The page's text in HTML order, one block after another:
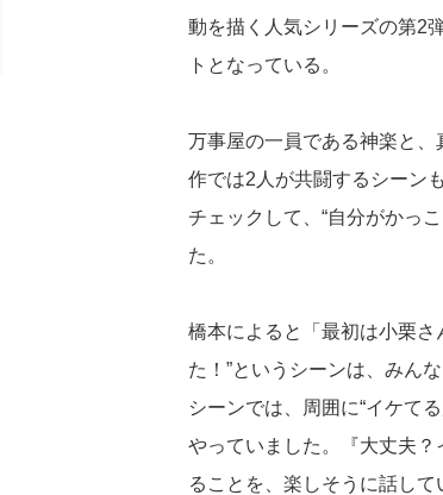
動を描く人気シリーズの第2
トとなっている。
万事屋の一員である神楽と
作では2人が共闘するシーン
チェックして、“自分がかっ
た。
橋本によると「最初は小栗さ
た！”というシーンは、みん
シーンでは、周囲に“イケて
やっていました。『大丈夫
ることを、楽しそうに話して